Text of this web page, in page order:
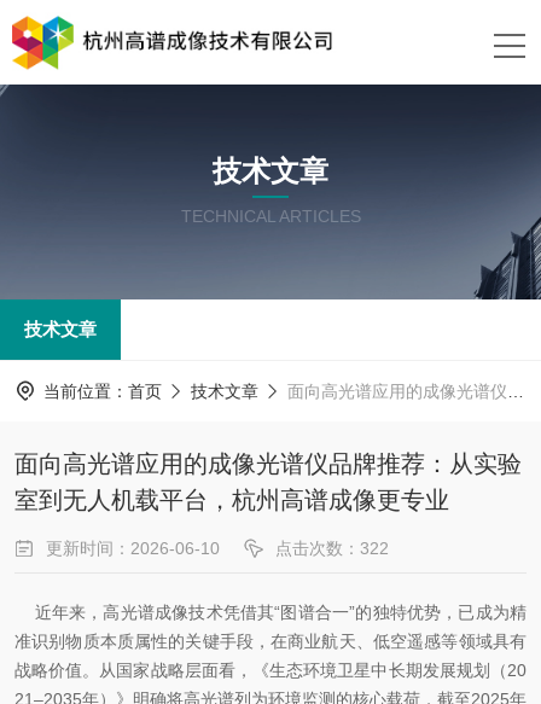
技术文章
TECHNICAL ARTICLES
技术文章
当前位置： 首页 技术文章 面向高光谱应用的成像光谱仪品牌推荐：从实验室到无人机载平台，杭州高谱成像更专业
面向高光谱应用的成像光谱仪品牌推荐：从实验
室到无人机载平台，杭州高谱成像更专业
更新时间：2026-06-10 点击次数：322
近年来，高光谱成像技术凭借其“图谱合一”的独特优势，已成为精
准识别物质本质属性的关键手段，在商业航天、低空遥感等领域具有
战略价值。从国家战略层面看，《生态环境卫星中长期发展规划（20
21–2035年）》明确将高光谱列为环境监测的核心载荷，截至2025年